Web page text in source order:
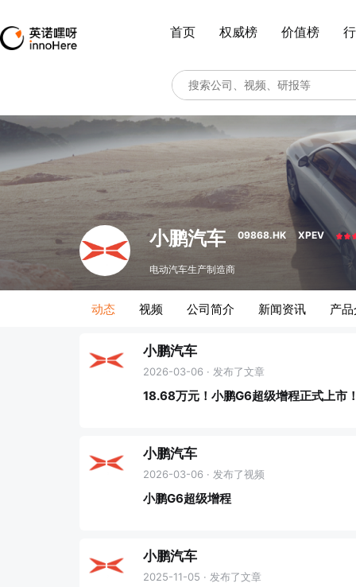
首页 权威榜 价值榜
小鹏汽车 09868.HK XPEV
电动汽车生产制造商
动态 视频 公司简介 新闻资讯 产
小鹏汽车
2026-03-06 · 发布了文章
18.68万元！小鹏G6超级增程正式上市
小鹏汽车
2026-03-06 · 发布了视频
小鹏G6超级增程
小鹏汽车
2025-11-05 · 发布了文章